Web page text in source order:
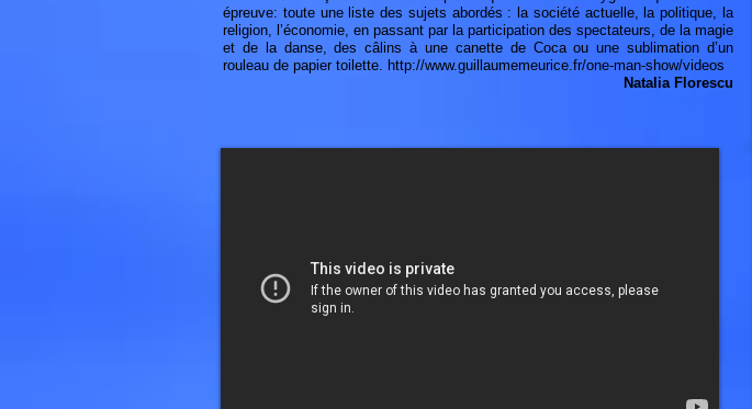
épreuve: toute une liste des sujets abordés : la société actuelle, la politique, la
religion, l’économie, en passant par la participation des spectateurs, de la magie
et de la danse, des câlins à une canette de Coca ou une sublimation d’un
rouleau de papier toilette. http://www.guillaumemeurice.fr/one-man-show/videos
Natalia Florescu